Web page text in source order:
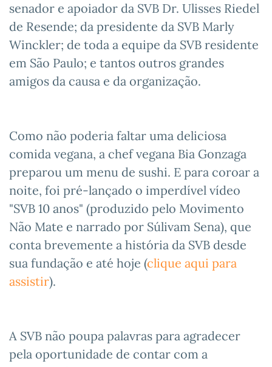
senador e apoiador da SVB Dr. Ulisses Riedel
de Resende; da presidente da SVB Marly
Winckler; de toda a equipe da SVB residente
em São Paulo; e tantos outros grandes
amigos da causa e da organização.
Como não poderia faltar uma deliciosa
comida vegana, a chef vegana Bia Gonzaga
preparou um menu de sushi. E para coroar a
noite, foi pré-lançado o imperdível vídeo
"SVB 10 anos" (produzido pelo Movimento
Não Mate e narrado por Súlivam Sena), que
conta brevemente a história da SVB desde
sua fundação e até hoje (clique aqui para
assistir).
A SVB não poupa palavras para agradecer
pela oportunidade de contar com a